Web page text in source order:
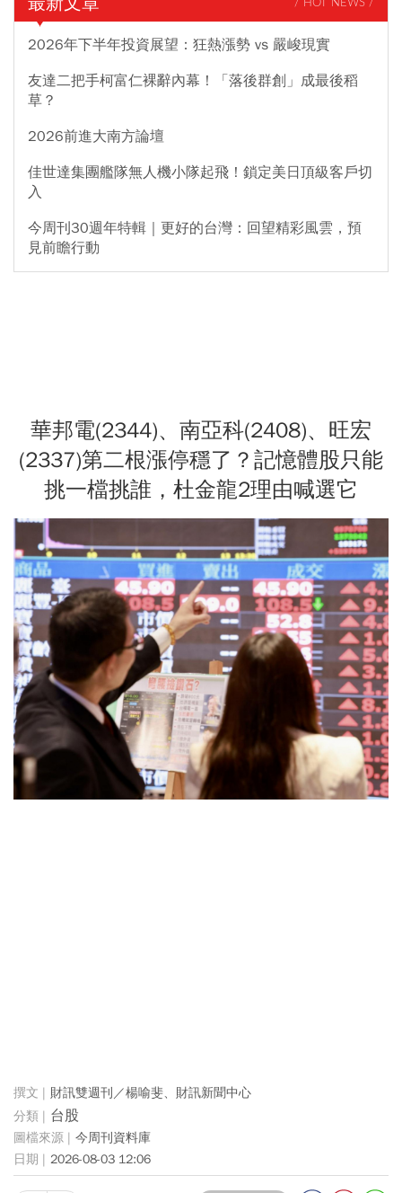
/ HOT NEWS /
2026年下半年投資展望：狂熱漲勢 vs 嚴峻現實
友達二把手柯富仁裸辭內幕！「落後群創」成最後稻
草？
2026前進大南方論壇
佳世達集團艦隊無人機小隊起飛！鎖定美日頂級客戶切
入
今周刊30週年特輯｜更好的台灣：回望精彩風雲，預
見前瞻行動
華邦電(2344)、南亞科(2408)、旺宏
(2337)第二根漲停穩了？記憶體股只能
挑一檔挑誰，杜金龍2理由喊選它
財訊雙週刊／楊喻斐、財訊新聞中心
台股
今周刊資料庫
2026-08-03 12:06